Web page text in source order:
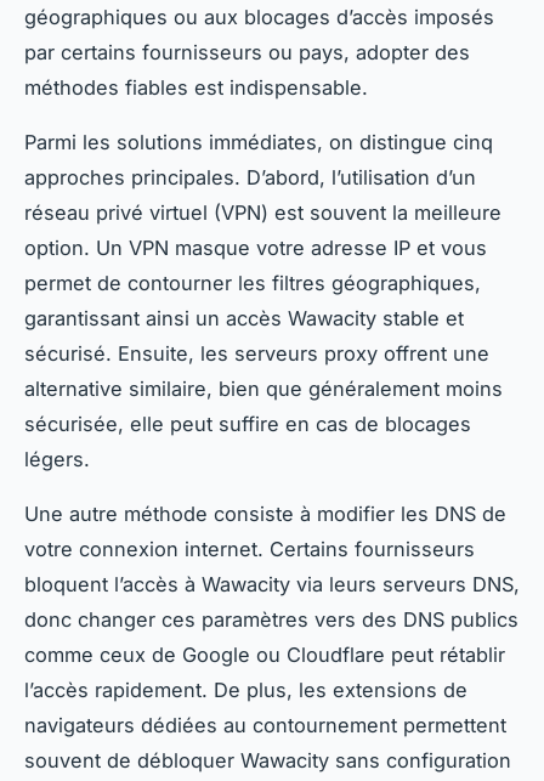
géographiques ou aux blocages d’accès imposés
par certains fournisseurs ou pays, adopter des
méthodes fiables est indispensable.
Parmi les solutions immédiates, on distingue cinq
approches principales. D’abord, l’utilisation d’un
réseau privé virtuel (VPN) est souvent la meilleure
option. Un VPN masque votre adresse IP et vous
permet de contourner les filtres géographiques,
garantissant ainsi un accès Wawacity stable et
sécurisé. Ensuite, les serveurs proxy offrent une
alternative similaire, bien que généralement moins
sécurisée, elle peut suffire en cas de blocages
légers.
Une autre méthode consiste à modifier les DNS de
votre connexion internet. Certains fournisseurs
bloquent l’accès à Wawacity via leurs serveurs DNS,
donc changer ces paramètres vers des DNS publics
comme ceux de Google ou Cloudflare peut rétablir
l’accès rapidement. De plus, les extensions de
navigateurs dédiées au contournement permettent
souvent de débloquer Wawacity sans configuration